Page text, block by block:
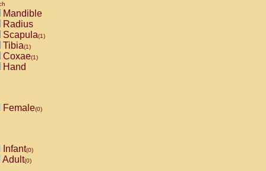
Mandible
Radius
Scapula(1)
Tibia(1)
Coxae(1)
Hand
Female(0)
Infant(0)
Adult(0)